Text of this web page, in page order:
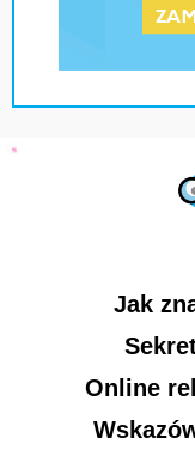
Jak
Online